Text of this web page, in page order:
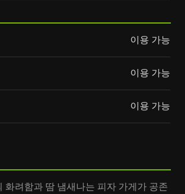
화려함과 땀 냄새나는 피자 가게가 공존
이용 가능
이용 가능
이용 가능